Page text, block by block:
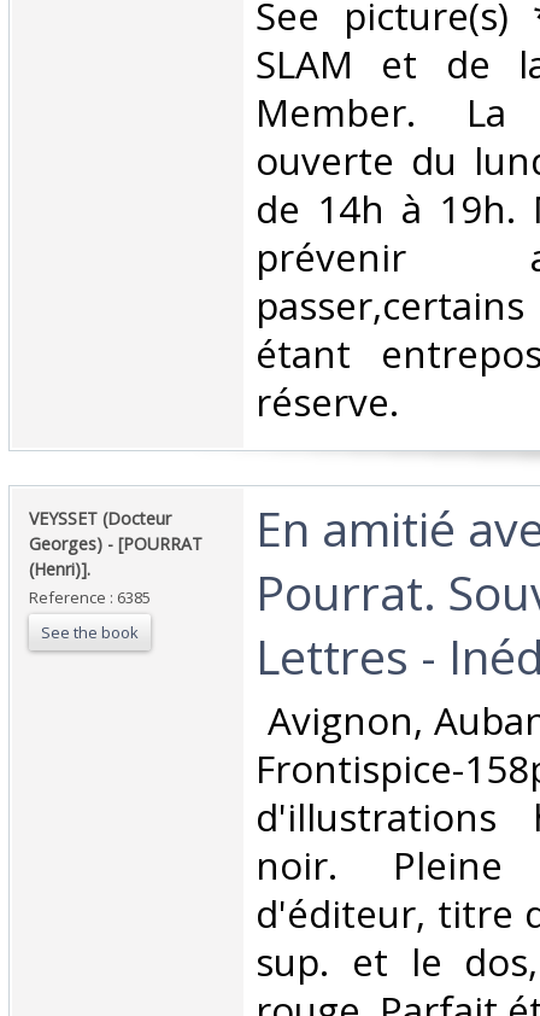
See
SLAM et de
Member.
ouverte du
de 14h à 19h.
prévenir
étant
réserve. ‎
‎VEYSSET (Docteur
Georges) - [POURRAT
(Henri)].‎
Reference : 6385
See the book
‎En amitié
Pourrat.
Lettres -
Avignon,
d'illustrations
noir.
d'éditeur, titre
sup. et le